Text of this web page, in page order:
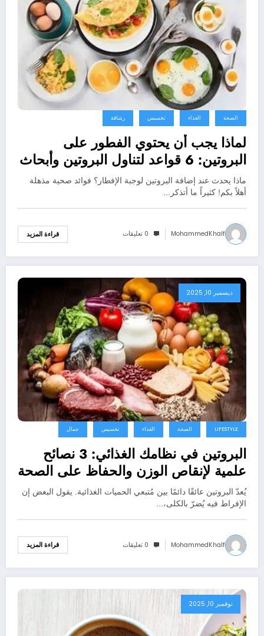
الصحة الغذاء تخسيس رشاقة
لماذا يجب أن يحتوي الفطور على
البروتين: 6 قواعد لتناول البروتين وأبحاث
حول علاقته بالتحكم في الشهية
ماذا يحدث عند إضافة البروتين لوجبة الإفطار؟ فوائد صحية مذهلة
أهلاً بكم! كثيراً ما أتذكر…
MohammedKhalf 0 تعليقات قراءة المزيد
ديسمبر 10, 2025
LIFESTYLE الصحة الغذاء تخسيس جمال
البروتين في نظامك الغذائي: 3 نصائح
علمية لإنقاص الوزن والحفاظ على الصحة
وطول العمر
يُعدّ البروتين عائقًا دائمًا بين مُتبعي الحميات الغذائية. يقول البعض إن
الإفراط فيه يُضرّ بالكلى،…
MohammedKhalf 0 تعليقات قراءة المزيد
نوفمبر 10, 2025